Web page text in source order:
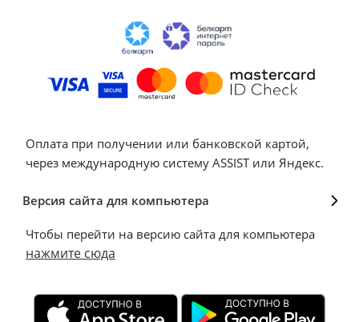
Оплата при получении или банковской картой,
через международную систему ASSIST или Яндекс.
Версия сайта для компьютера
Чтобы перейти на версию сайта для компьютера
нажмите сюда